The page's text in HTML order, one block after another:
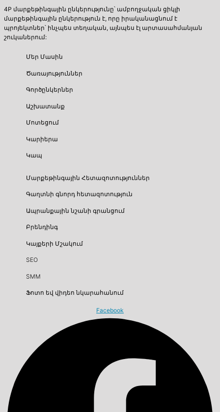
4P մարքեթինգային ընկերությունը՝ ամբողջական ցիկլի
մարքեթինգային ընկերություն է, որը իրականացնում է
պրոյեկտներ՝ ինչպես տեղական, այնպես էլ արտասահմանյան
շուկաներում:
Մեր Մասին
Ծառայություններ
Գործընկերներ
Աշխատանք
Մոտեցում
Կարիերա
Կապ
Մարքեթինգային Հետազոտություններ
Գաղտնի գնորդ հետազոտություն
Ապրանքային նշանի գրանցում
Բրենդինգ
Կայքերի Մշակում
SEO
SMM
Ֆոտո եվ վիդեո նկարահանում
Facebook